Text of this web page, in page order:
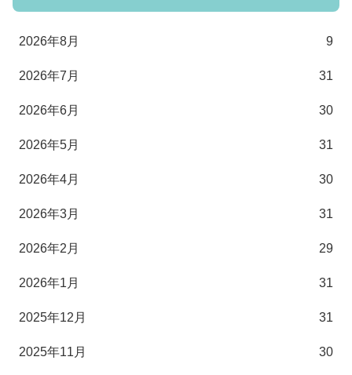
2026年8月 9
2026年7月 31
2026年6月 30
2026年5月 31
2026年4月 30
2026年3月 31
2026年2月 29
2026年1月 31
2025年12月 31
2025年11月 30